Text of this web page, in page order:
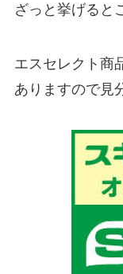
ざっと挙げると
エスセレクト商
ありますので見